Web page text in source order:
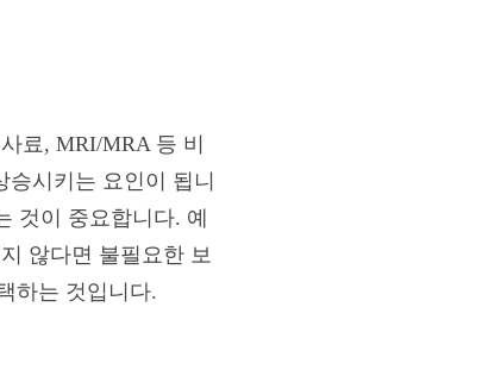
료, MRI/MRA 등 비
시키는 요인이 됩니
것이 중요합니다. 예
않다면 불필요한 보
하는 것입니다.